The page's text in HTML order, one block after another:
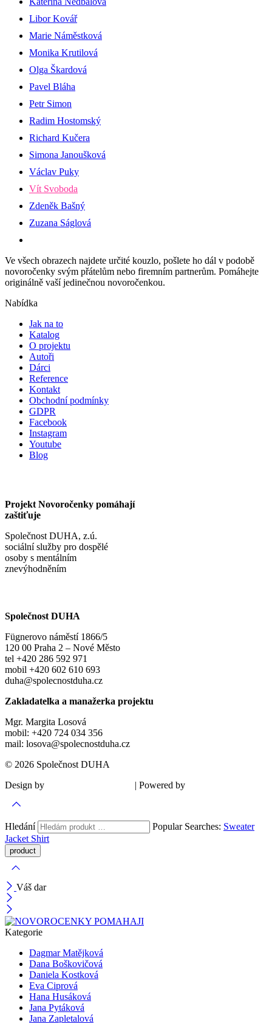
Libor Kovář
Marie Náměstková
Monika Krutilová
Olga Škardová
Pavel Bláha
Petr Simon
Radim Hostomský
Richard Kučera
Simona Janoušková
Václav Puky
Vít Svoboda
Zdeněk Bašný
Zuzana Ságlová
Ve všech obrazech najdete určité kouzlo, pošlete ho dál v podobě
novoročenky svým přátelům nebo firemním partnerům. Pomáhejte
originálně vaší jedinečnou novoročenkou.
Nabídka
Jak na to
Katalog
O projektu
Autoři
Dárci
Reference
Kontakt
Obchodní podmínky
GDPR
Facebook
Instagram
Youtube
Blog
Projekt Novoročenky pomáhají
zaštiťuje
Společnost DUHA, z.ú.
sociální služby pro dospělé
osoby s mentálním
znevýhodněním
Společnost DUHA
Fügnerovo náměstí 1866/5
120 00 Praha 2 – Nové Město
tel +420 286 592 971
mobil +420 602 610 693
duha@spolecnostduha.cz
Zakladatelka a manažerka projektu
Mgr. Margita Losová
mobil: +420 724 034 356
mail: losova@spolecnostduha.cz
© 2026 Společnost DUHA
Design by
| Powered by
Hledání Popular Searches: Sweater
Jacket Shirt
Váš dar
Kategorie
Dagmar Matějková
Dana Boškovičová
Daniela Kostková
Eva Ciprová
Hana Husáková
Jana Pytáková
Jana Zapletalová